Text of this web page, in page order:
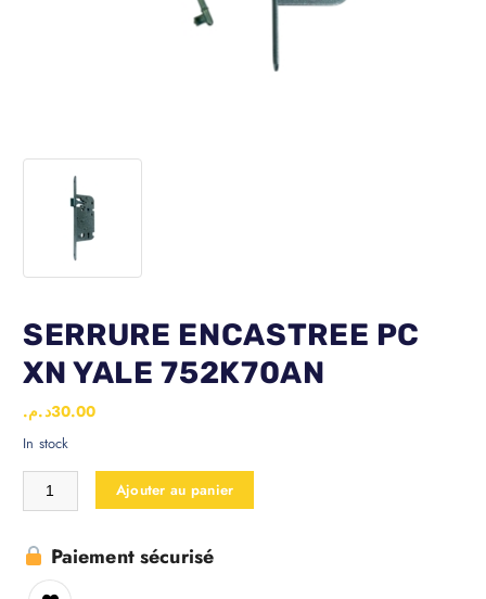
SERRURE ENCASTREE PC
XN YALE 752K70AN
30.00د.م.
In stock
Ajouter au panier
Paiement sécurisé